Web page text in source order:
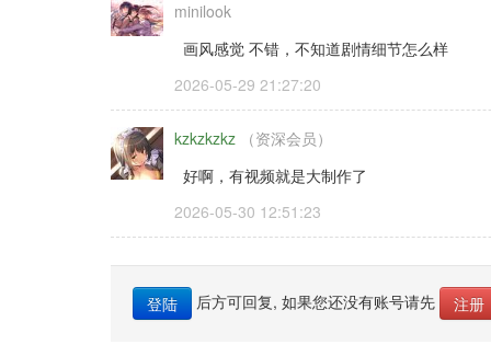
minilook
画风感觉 不错，不知道剧情细节怎么样
2026-05-29 21:27:20
kzkzkzkz
（资深会员）
好啊，有视频就是大制作了
2026-05-30 12:51:23
登陆 后方可回复, 如果您还没有账号请先 注册